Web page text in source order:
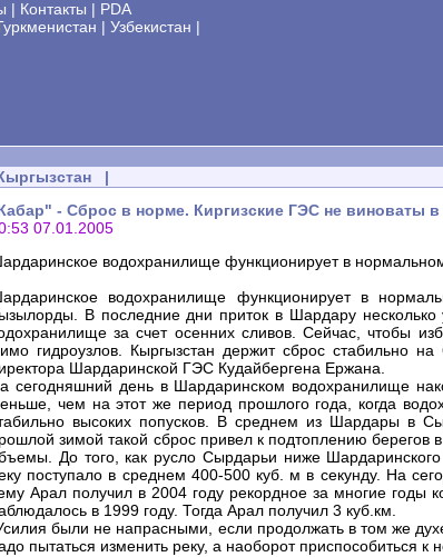
| Контакты | PDA
| Узбекистан |
|
- Сброс в норме. Киргизские ГЭС не виноваты
07.01.2005
водохранилище функционирует в
водохранилище функционирует в
В последние дни приток в Шардару несколько
за счет осенних сливов. Сейчас, чтобы
гидроузлов. Кыргызстан держит сброс стабильно
Шардаринской ГЭС Кудайбергена Ержана.
сегодняшний день в Шардаринском водохранилище
чем на этот же период прошлого года, когда
высоких попусков. В среднем из Шардары в
зимой такой сброс привел к подтоплению
До того, как русло Сырдарьи ниже
поступало в среднем 400-500 куб. м в секунду. На
Арал получил в 2004 году рекордное за многие годы
в 1999 году. Тогда Арал получил 3 куб.км.
были не напрасными, если продолжать в том же
пытаться изменить реку, а наоборот приспособиться к